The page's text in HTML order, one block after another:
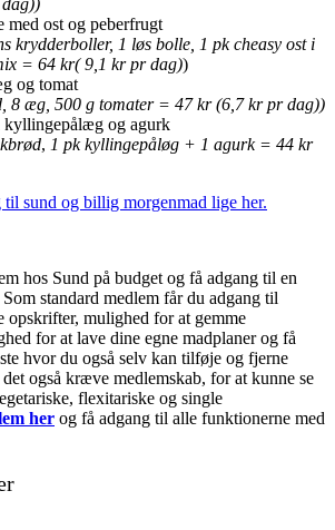
med ost og peberfrugt
krydderboller, 1 løs bolle, 1 pk cheasy ost i
= 64 kr( 9,1 kr pr dag))
og tomat
8 æg, 500 g tomater = 47 kr (6,7 kr pr dag))
og agurk
, 1 pk kyllingepåløg + 1 agurk = 44 kr
sund og billig morgenmad lige her.
hos Sund på budget og få adgang til en
standard medlem får du adgang til
mulighed for at gemme
for at lave dine egne madplaner og få
hvor du også selv kan tilføje og fjerne
også kræve medlemskab, for at kunne se
flexitariske og single
her og få adgang til alle funktionerne med